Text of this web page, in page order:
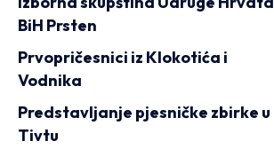
BiH Prsten
Prvopričesnici iz Klokotića i
Vodnika
Predstavljanje pjesničke zbirke u
Tivtu